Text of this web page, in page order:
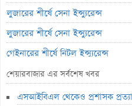
লুজারের শীর্ষে সেনা ইন্স্যুরেন্স
লুজারের শীর্ষে সেনা ইন্স্যুরেন্স
গেইনারের শীর্ষে নিটল ইন্স্যুরেন্স
এসবিএসি ব্যাংকের পরিচালক ১.৮০
জুলাই কনসার্টে হাসানের মুখে আঘাত
শেয়ারবাজার এর সর্বশেষ খবর
এসআইবিএল থেকেও প্রশাসক